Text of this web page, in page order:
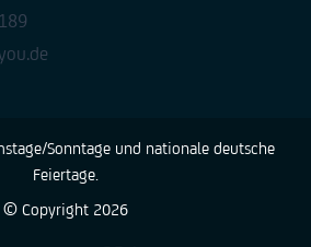
Sonntage und nationale deutsche
Feiertage.
© Copyright 2026